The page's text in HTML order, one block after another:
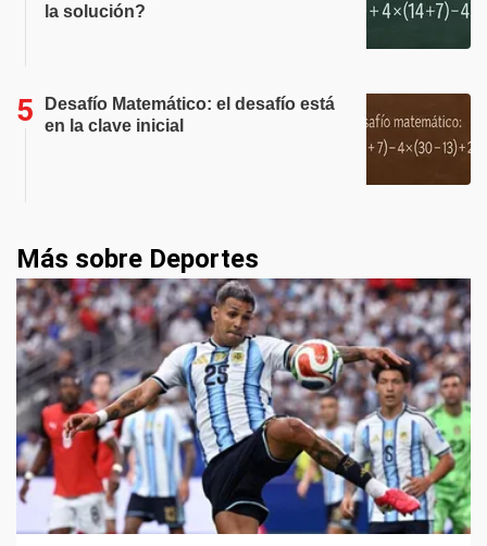
la solución?
Desafío Matemático: el desafío está
en la clave inicial
Más sobre Deportes